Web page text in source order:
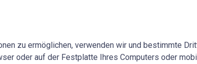
zu ermöglichen, verwenden wir und bestimmte
oder auf der Festplatte Ihres Computers oder